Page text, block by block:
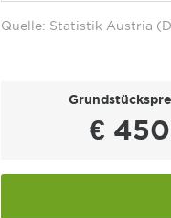
Quelle: Statistik Austria
€